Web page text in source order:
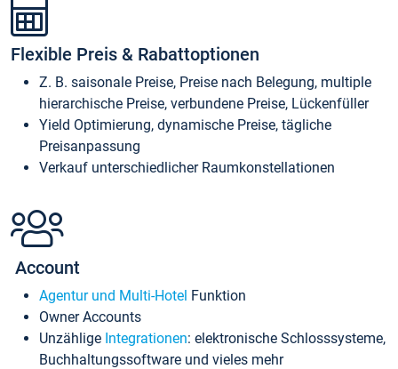
Flexible Preis & Rabattoptionen
Z. B. saisonale Preise, Preise nach Belegung, multiple
hierarchische Preise, verbundene Preise, Lückenfüller
Yield Optimierung, dynamische Preise, tägliche
Preisanpassung
Verkauf unterschiedlicher Raumkonstellationen
Account
Agentur und Multi-Hotel Funktion
Owner Accounts
Unzählige Integrationen: elektronische Schlosssysteme,
Buchhaltungssoftware und vieles mehr